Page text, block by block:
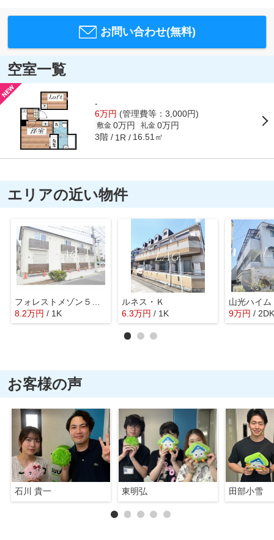
お問い合わせ(無料)
空室一覧
-
6万円 (管理費等：3,000円)
敷金 0万円 礼金 0万円
3階 1R 16.51㎡
エリアの近い物件
8.2万円 / 1K
ルネス・Ｋ
6.3万円 / 1K
山光ハイ
9万円 / 2DK
お客様の声
石川 貴一 東明弘 田部小雪